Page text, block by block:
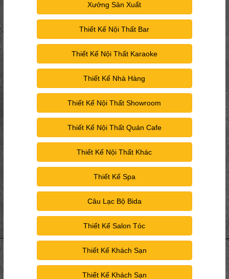
Xưởng Sản Xuất
Thiết Kế Nội Thất Bar
Thiết Kế Nội Thất Karaoke
Thiết Kế Nhà Hàng
Thiết Kế Nội Thất Showroom
Thiết Kế Nội Thất Quán Cafe
Thiết Kế Nội Thất Khác
Thiết Kế Spa
Câu Lạc Bộ Bida
Thiết Kế Salon Tóc
Thiết Kế Khách Sạn
Thiết Kế Khách Sạn